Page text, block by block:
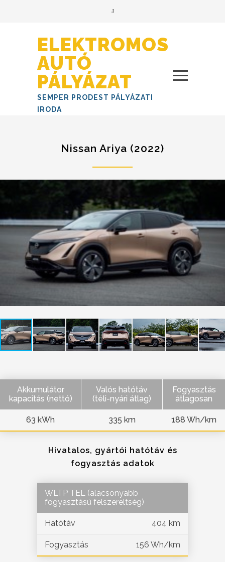
ELEKTROMOS
AUTÓ
PÁLYÁZAT
SEMPER PRODEST PÁLYÁZATI
IRODA
Nissan Ariya (2022)
Akkumulátor
kapacitás (nettó)
Valós hatótáv
(téli-nyári átlag)
Fogyasztás
átlagosan
63 kWh 335 km 188 Wh/km
Hivatalos, gyártói hatótáv és
fogyasztás adatok
WLTP TEL (alacsonyabb
fogyasztású felszereltség)
Hatótáv 404 km
Fogyasztás 156 Wh/km